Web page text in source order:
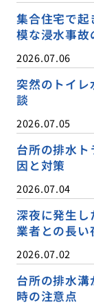
集合住宅で
模な浸水事故
2026.07.06
突然のトイ
談
2026.07.05
台所の排水
因と対策
2026.07.04
深夜に発生
業者との長い
2026.07.02
台所の排水
時の注意点